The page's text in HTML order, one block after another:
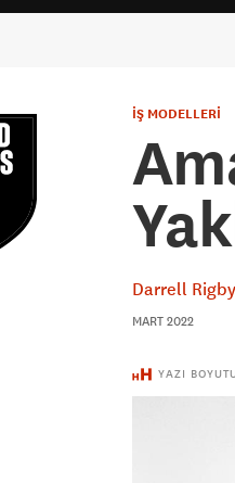
İŞ MODELLERİ
Darrell Rigby
MART 2022
YAZI